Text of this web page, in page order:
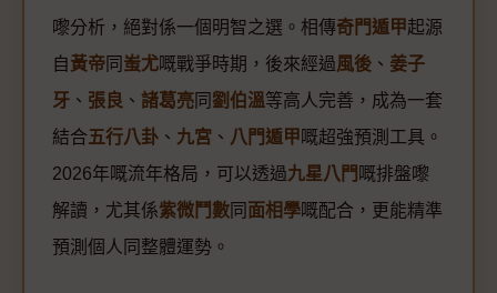
嚟分析，絕對係一個明智之選。相傳奇門遁甲起源
自黃帝 同 蚩尤嘅戰爭時期，後來經過風後 、 姜子
牙 、 張良 、 諸葛亮 同 劉伯溫等高人完善，成為一套
結合五行八卦 、 九宮 、 八門遁甲嘅超強預測工具。
2026年嘅流年格局，可以透過九星八門 嘅排盤嚟
解讀，尤其係紫微鬥數 同 面相學嘅配合，更能精準
預測個人同整體運勢。